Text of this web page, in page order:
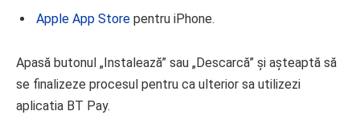
Apple App Store pentru iPhone.
Apasă butonul „Instalează” sau „Descarcă” și așteaptă să
se finalizeze procesul pentru ca ulterior sa utilizezi
aplicatia BT Pay.